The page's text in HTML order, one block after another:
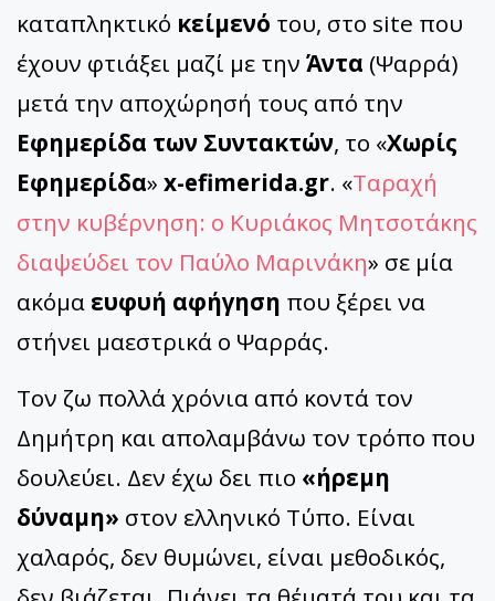
καταπληκτικό κείμενό του, στο site που
έχουν φτιάξει μαζί με την Άντα (Ψαρρά)
μετά την αποχώρησή τους από την
Εφημερίδα των Συντακτών, το «Χωρίς
Εφημερίδα» x-efimerida.gr. «Ταραχή
στην κυβέρνηση: ο Κυριάκος Μητσοτάκης
διαψεύδει τον Παύλο Μαρινάκη» σε μία
ακόμα ευφυή αφήγηση που ξέρει να
στήνει μαεστρικά ο Ψαρράς.
Τον ζω πολλά χρόνια από κοντά τον
Δημήτρη και απολαμβάνω τον τρόπο που
δουλεύει. Δεν έχω δει πιο «ήρεμη
δύναμη» στον ελληνικό Τύπο. Είναι
χαλαρός, δεν θυμώνει, είναι μεθοδικός,